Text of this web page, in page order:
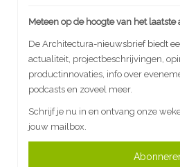
Meteen op de hoogte van het
De Architectura-nieuwsbrief biedt
actualiteit, projectbeschrijvingen,
productinnovaties, info over
podcasts en zoveel meer.
Schrijf je nu in en ontvang onze
jouw mailbox.